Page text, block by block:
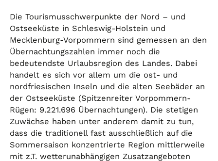
Die Tourismusschwerpunkte der Nord – und
Ostseeküste in Schleswig-Holstein und
Mecklenburg-Vorpommern sind gemessen an den
Übernachtungszahlen immer noch die
bedeutendste Urlaubsregion des Landes. Dabei
handelt es sich vor allem um die ost- und
nordfriesischen Inseln und die alten Seebäder an
der Ostseeküste (Spitzenreiter Vorpommern-
Rügen: 9.221.696 Übernachtungen). Die stetigen
Zuwächse haben unter anderem damit zu tun,
dass die traditionell fast ausschließlich auf die
Sommersaison konzentrierte Region mittlerweile
mit z.T. wetterunabhängigen Zusatzangeboten